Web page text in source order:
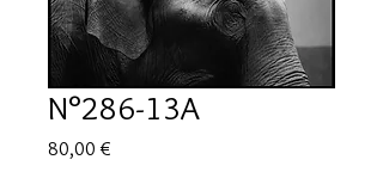
N°286-13A
80,00 €